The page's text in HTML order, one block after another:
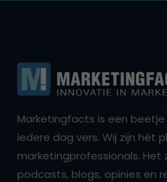
Marketingfacts is een beetje
iedere dag vers. Wij zijn hét
marketingprofessionals. Het
podcasts, blogs, opinies en